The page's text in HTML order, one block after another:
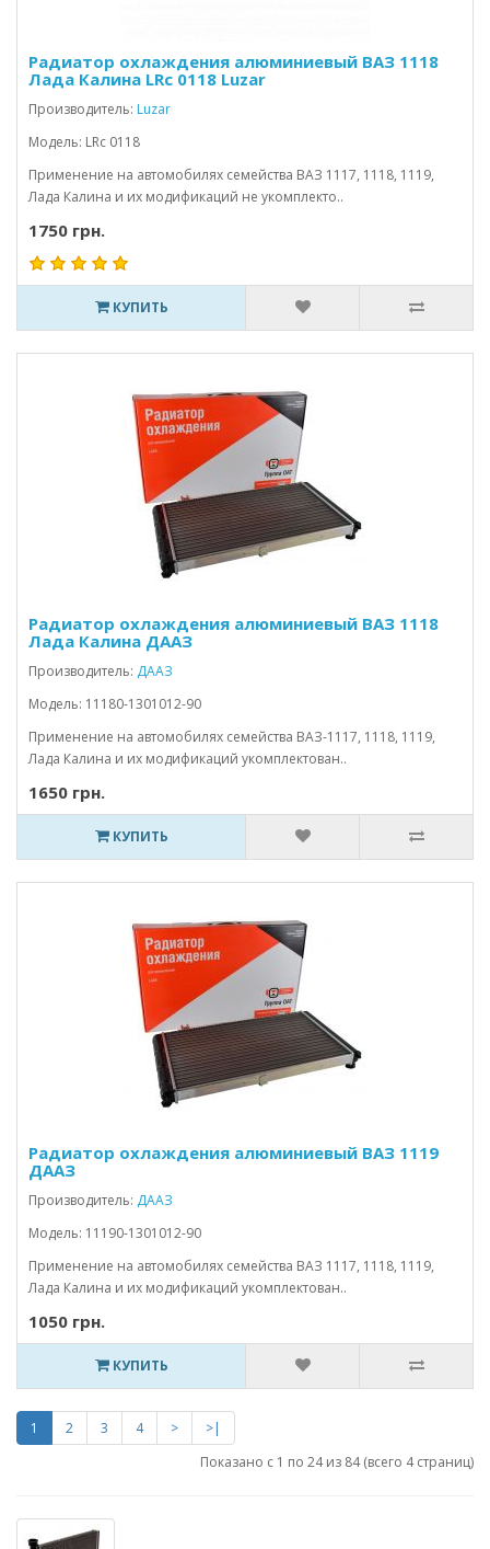
Радиатор охлаждения алюминиевый ВАЗ 1118
Лада Калина LRc 0118 Luzar
Производитель: Luzar
Модель: LRc 0118
Применение на автомобилях семейства ВАЗ 1117, 1118, 1119,
Лада Калина и их модификаций не укомплекто..
1750 грн.
КУПИТЬ
Радиатор охлаждения алюминиевый ВАЗ 1118
Лада Калина ДААЗ
Производитель: ДААЗ
Модель: 11180-1301012-90
Применение на автомобилях семейства ВАЗ-1117, 1118, 1119,
Лада Калина и их модификаций укомплектован..
1650 грн.
КУПИТЬ
Радиатор охлаждения алюминиевый ВАЗ 1119
ДААЗ
Производитель: ДААЗ
Модель: 11190-1301012-90
Применение на автомобилях семейства ВАЗ 1117, 1118, 1119,
Лада Калина и их модификаций укомплектован..
1050 грн.
КУПИТЬ
1 2 3 4 >
>|
Показано с 1 по 24 из 84 (всего 4 страниц)